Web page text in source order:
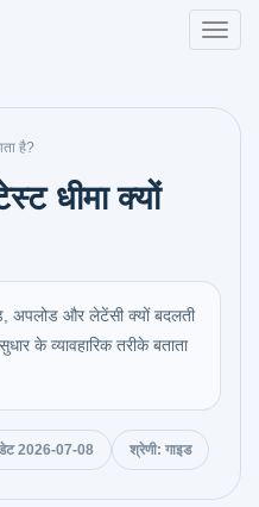
है?
धीमा क्यों
अपलोड और लेटेंसी क्यों बदलती
के व्यावहारिक तरीके बताता
2026-07-08 श्रेणी: गाइड